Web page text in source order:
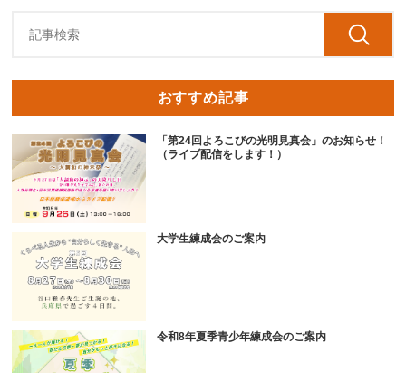
おすすめ記事
「第24回よろこびの光明見真会」のお知らせ！
（ライブ配信をします！）
大学生練成会のご案内
令和8年夏季青少年練成会のご案内